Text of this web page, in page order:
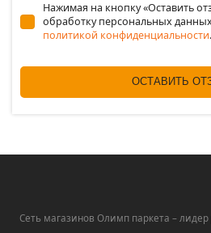
Нажимая на кнопку «Оставить
обработку персональных
политикой конфиденциальности.
ОСТАВИТЬ
Сеть магазинов Олимп паркета –